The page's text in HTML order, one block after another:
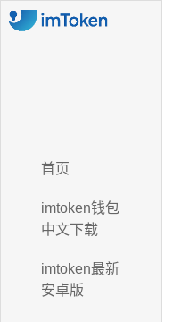
首页
imtoken钱包
中文下载
imtoken最新
安卓版